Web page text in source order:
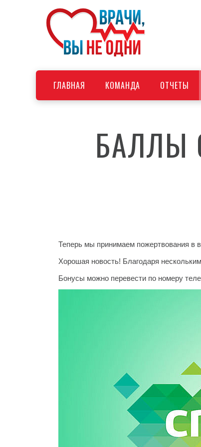
ГЛАВНАЯ КОМАНДА ОТЧЕТЫ
БАЛЛЫ
Теперь мы принимаем пожертвования в
Хорошая новость! Благодаря
Бонусы можно перевести по номеру